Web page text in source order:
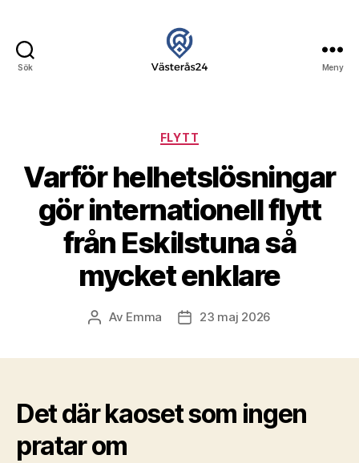
Sök Meny
Kategorier
FLYTT
Varför helhetslösningar
gör internationell flytt
från Eskilstuna så
mycket enklare
Inläggsförfattare
Av Emma Inläggsdatum
23 maj 2026
Det där kaoset som ingen
pratar om